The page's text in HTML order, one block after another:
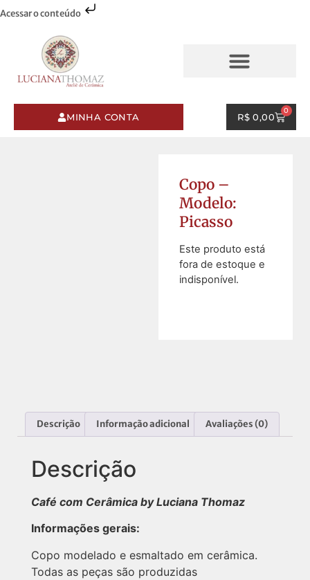
Acessar o conteúdo
MINHA CONTA R$0,00
0
Copo –
Modelo:
Picasso
Este produto está
fora de estoque e
indisponível.
Descrição Informação adicional Avaliações (0)
Descrição
Café com Cerâmica by Luciana Thomaz
Informações gerais:
Copo modelado e esmaltado em cerâmica.
Todas as peças são produzidas